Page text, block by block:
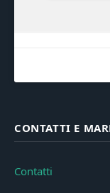
CONTATTI E
Contatti